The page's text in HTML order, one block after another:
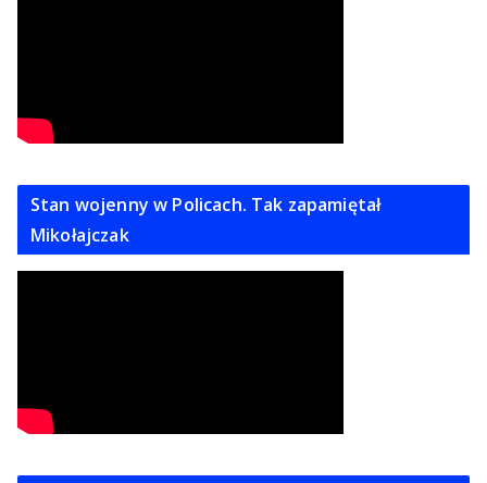
Stan wojenny w Policach. Tak zapamiętał
Mikołajczak